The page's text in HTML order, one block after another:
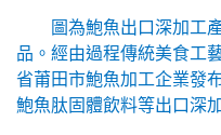
圖為鮑魚出口深加工
品。經由過程傳統美食工
省莆田市鮑魚加工企業發
鮑魚肽固體飲料等出口深